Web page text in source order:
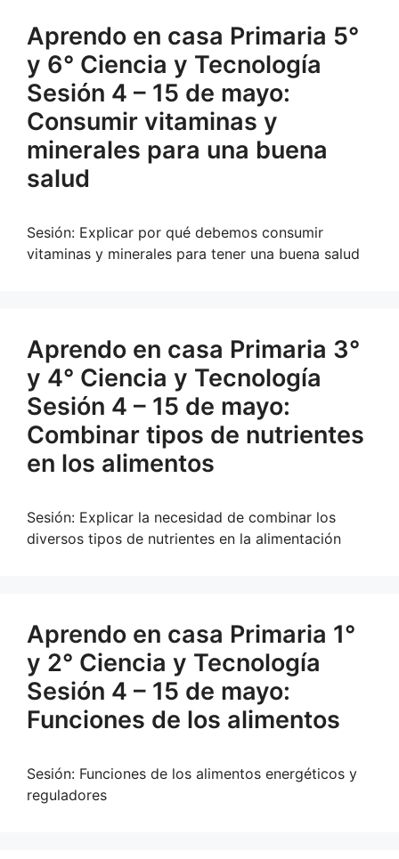
Aprendo en casa Primaria 5°
y 6° Ciencia y Tecnología
Sesión 4 – 15 de mayo:
Consumir vitaminas y
minerales para una buena
salud
Sesión: Explicar por qué debemos consumir
vitaminas y minerales para tener una buena salud
Aprendo en casa Primaria 3°
y 4° Ciencia y Tecnología
Sesión 4 – 15 de mayo:
Combinar tipos de nutrientes
en los alimentos
Sesión: Explicar la necesidad de combinar los
diversos tipos de nutrientes en la alimentación
Aprendo en casa Primaria 1°
y 2° Ciencia y Tecnología
Sesión 4 – 15 de mayo:
Funciones de los alimentos
Sesión: Funciones de los alimentos energéticos y
reguladores